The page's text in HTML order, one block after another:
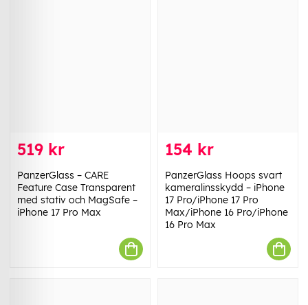
519 kr
PanzerGlass – CARE
Feature Case Transparent
med stativ och MagSafe –
iPhone 17 Pro Max
154 kr
PanzerGlass Hoops svart
kameralinsskydd – iPhone
17 Pro/iPhone 17 Pro
Max/iPhone 16 Pro/iPhone
16 Pro Max